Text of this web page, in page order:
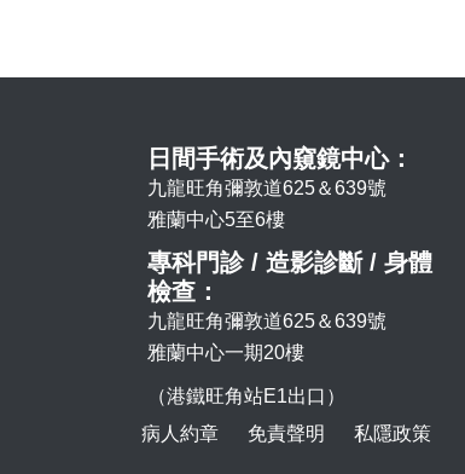
日間手術及內窺鏡中心：
九龍旺角彌敦道625＆639號
雅蘭中心5至6樓
專科門診 / 造影診斷 / 身體
檢查：
九龍旺角彌敦道625＆639號
雅蘭中心一期20樓
（港鐵旺角站E1出口）
病人約章 免責聲明 私隱政策